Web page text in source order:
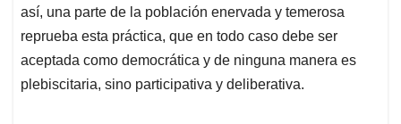
así, una parte de la población enervada y temerosa
reprueba esta práctica, que en todo caso debe ser
aceptada como democrática y de ninguna manera es
plebiscitaria, sino participativa y deliberativa.